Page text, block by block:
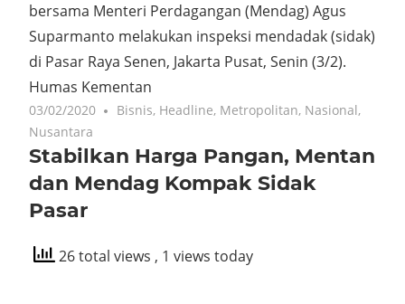
bersama Menteri Perdagangan (Mendag) Agus
Suparmanto melakukan inspeksi mendadak (sidak)
di Pasar Raya Senen, Jakarta Pusat, Senin (3/2).
Humas Kementan
03/02/2020 Bisnis, Headline, Metropolitan, Nasional,
Nusantara
Stabilkan Harga Pangan, Mentan
dan Mendag Kompak Sidak
Pasar
26 total views , 1 views today